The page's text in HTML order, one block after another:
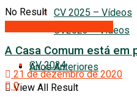
CV2023 – Videos
Anos Anteriores
CV 2025 – Vídeos
CV 2024
No Result
View All Result
A Casa Comum está em
21 de dezembro de 2020
0